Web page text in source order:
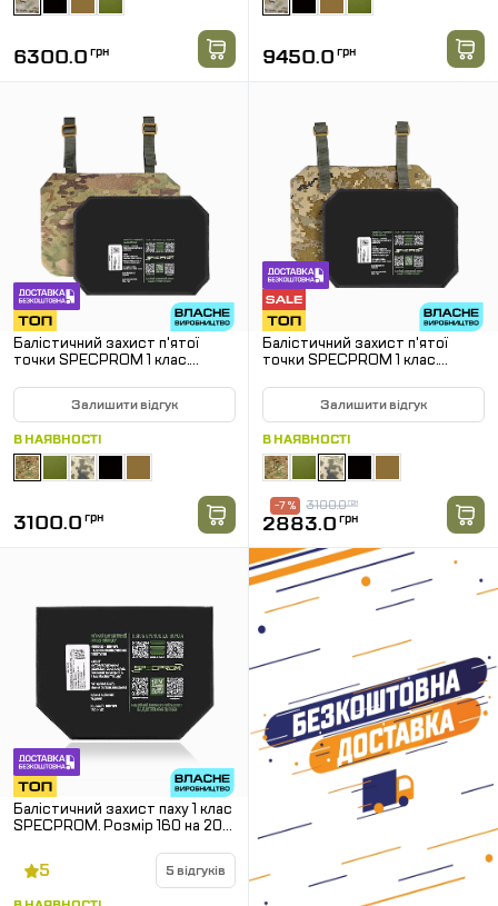
6300.0 грн 9450.0 грн
Балістичний захист п'ятої
точки SPECPROM 1 клас.
Залишити відгук
В НАЯВНОСТІ
3100.0 грн
Балістичний захист п'ятої
точки SPECPROM 1 клас.
Залишити відгук
В НАЯВНОСТІ
3100.0грн
-7 %
2883.0 грн
Балістичний захист паху 1 клас
SPECPROM. Розмір 160 на 200
5 5 відгуків